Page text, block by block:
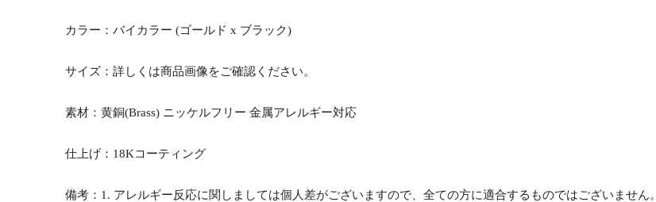
カラー：バイカラー (ゴールド x ブラック)
サイズ：詳しくは商品画像をご確認ください。
素材：黄銅(Brass) ニッケルフリー 金属アレルギー対応
仕上げ：18Kコーティング
備考：1. アレルギー反応に関しましては個人差がございますので、全ての方に適合するものではございません。